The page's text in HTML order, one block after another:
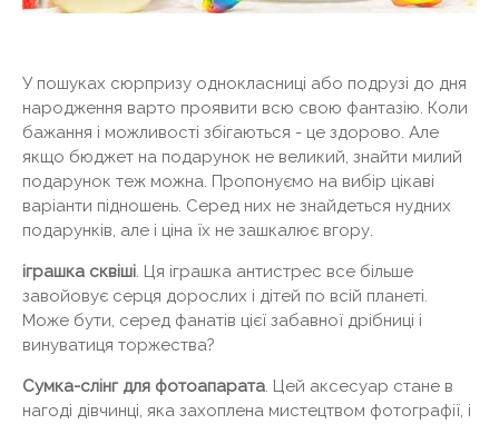
У пошуках сюрпризу однокласниці або подрузі до дня
народження варто проявити всю свою фантазію. Коли
бажання і можливості збігаються - це здорово. Але
якщо бюджет на подарунок не великий, знайти милий
подарунок теж можна. Пропонуємо на вибір цікаві
варіанти підношень. Серед них не знайдеться нудних
подарунків, але і ціна їх не зашкалює вгору.
іграшка сквіші. Ця іграшка антистрес все більше
завойовує серця дорослих і дітей по всій планеті.
Може бути, серед фанатів цієї забавної дрібниці і
винуватиця торжества?
Сумка-слінг для фотоапарата. Цей аксесуар стане в
нагоді дівчинці, яка захоплена мистецтвом фотографії, і